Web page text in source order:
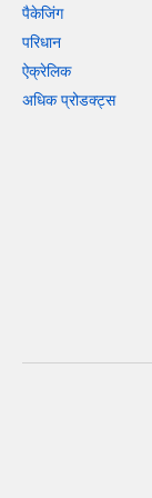
पैकेजिंग
परिधान
ऐक्रेलिक
अधिक प्रोडक्ट्स